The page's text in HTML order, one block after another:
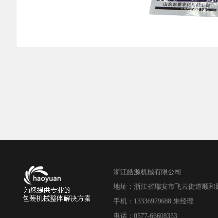
浙江皓源机械有限公司
地址：浙江省瑞安市飞云街道顺和
手机：13336979688 朱经理
电话：0577-66608333